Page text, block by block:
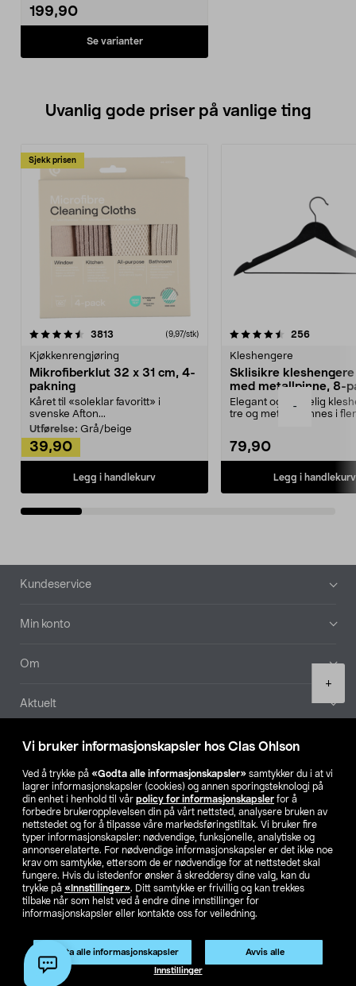
Vi bruker informasjonskapsler hos Clas Ohlson
Ved å trykke på «Godta alle informasjonskapsler» samtykker du i at vi
lagrer informasjonskapsler (cookies) og annen sporingsteknologi på
din enhet i henhold til vår policy for informasjonskapsler for å
forbedre brukeropplevelsen din på vårt nettsted, analysere bruken av
nettstedet og for å tilpasse våre markedsføringstiltak. Vi bruker fire
typer informasjonskapsler: nødvendige, funksjonelle, analytiske og
annonserelaterte. For nødvendige informasjonskapsler er det ikke noe
krav om samtykke, ettersom de er nødvendige for at nettstedet skal
fungere. Hvis du istedenfor ønsker å skreddersy dine valg, kan du
trykke på «Innstillinger». Ditt samtykke er frivillig og kan trekkes
tilbake når som helst ved å endre dine innstillinger for
informasjonskapsler eller kontakte oss for veiledning.
Godta alle informasjonskapsler Avvis alle
Innstillinger
-
+
Legg i handlekurv
• Kompletter gjerne med flere
tilbehør i samme serie.
199,90
Se varianter
Uvanlig gode priser på vanlige ting
Sjekk prisen
3813 anmeldelser(9,97/stk)
Kjøkkenrengjøring
Mikrofiberklut 32 x 31 cm, 4-
pakning
Kåret til «soleklar favoritt» i
svenske Afton...
Utførelse: Grå/beige
39,90
Legg i handlekurv
4.5av 5 stjerner 256
Kleshengere
Sklisikre
med metallpinne, 8-
Elegant og skikkelig
tre og metall – finnes i
79,90
Legg i handlekurv
4.5av 5 stjerner
Bunntekst
Kundeservice
Min konto
Om
Aktuelt
Våre selskaper
Finn din butikk
SE NO FI
Endre til priser ekskl. moms